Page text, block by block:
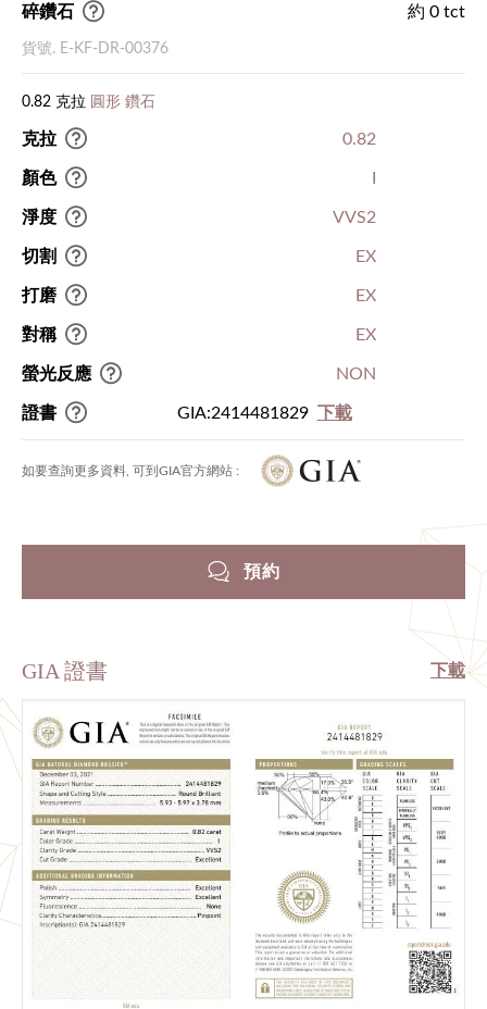
碎鑽石 約 0 tct
貨號. E-KF-DR-00376
0.82 克拉 圓形 鑽石
克拉 0.82
顏色
淨度 VVS2
切割 EX
打磨 EX
對稱 EX
螢光反應 NON
證書 GIA:2414481829 下載
如要查詢更多資料, 可到GIA官方網站 :
預約
GIA 證書 下載